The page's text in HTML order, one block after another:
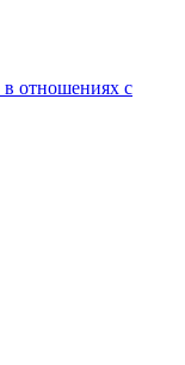
в отношениях с